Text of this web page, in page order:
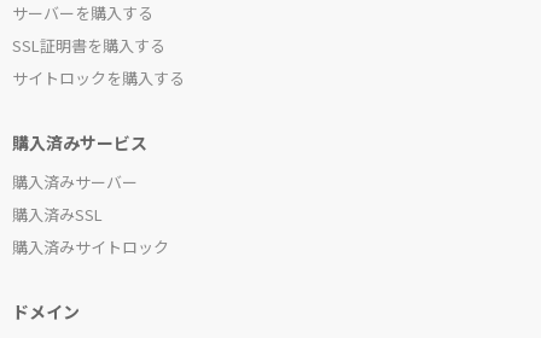
サーバーを購入する
SSL証明書を購入する
サイトロックを購入する
購入済みサービス
購入済みサーバー
購入済みSSL
購入済みサイトロック
ドメイン